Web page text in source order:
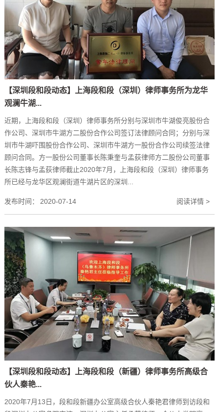
【深圳段和段动态】上海段和段（深圳）律师事务所为龙华
观澜牛湖...
近期，上海段和段（深圳）律师事务所分别与深圳市牛湖俊亮股份合
作公司、深圳市牛湖方二股份合作公司签订法律顾问合同；分别与深
圳市牛湖吓围股份合作公司、深圳市牛湖方一股份合作公司续签法律
顾问合同。方一股份公司董事长陈秉奎与孟荻律师方二股份公司董事
长陈志锋与孟荻律师截止2020年7月，上海段和段（深圳）律师事务
所已经与龙华区观澜街道牛湖片区的深圳...
发布时间： 2020-07-14 阅读详情 >
【深圳段和段动态】上海段和段（新疆）律师事务所高级合
伙人秦艳...
2020年7月13日，段和段新疆办公室高级合伙人秦艳君律师到访段和